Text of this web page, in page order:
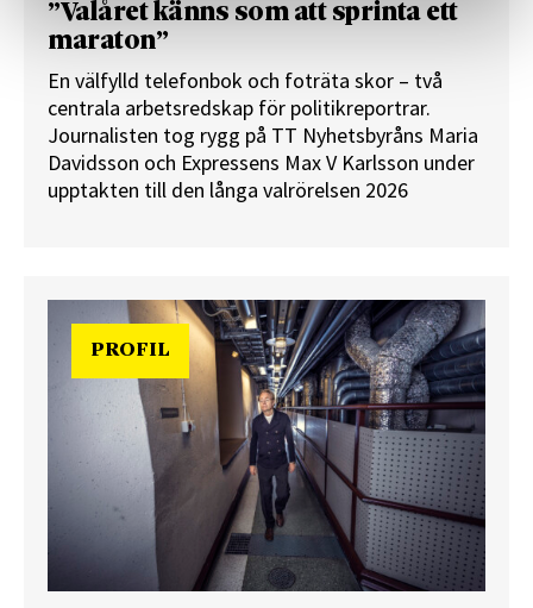
”Valåret känns som att sprinta ett
maraton”
En välfylld telefonbok och foträta skor – två
centrala arbetsredskap för politikreportrar.
Journalisten tog rygg på TT Nyhetsbyråns Maria
Davidsson och Expressens Max V Karlsson under
upptakten till den långa valrörelsen 2026
PROFIL